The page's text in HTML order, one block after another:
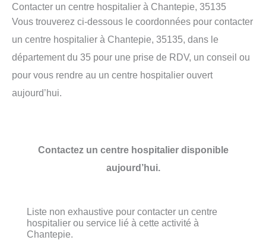
Contacter un centre hospitalier à Chantepie, 35135
Vous trouverez ci-dessous le coordonnées pour contacter
un centre hospitalier à Chantepie, 35135, dans le
département du 35 pour une prise de RDV, un conseil ou
pour vous rendre au un centre hospitalier ouvert
aujourd’hui.
Contactez un centre hospitalier disponible
aujourd’hui.
Liste non exhaustive pour contacter un centre
hospitalier ou service lié à cette activité à
Chantepie.